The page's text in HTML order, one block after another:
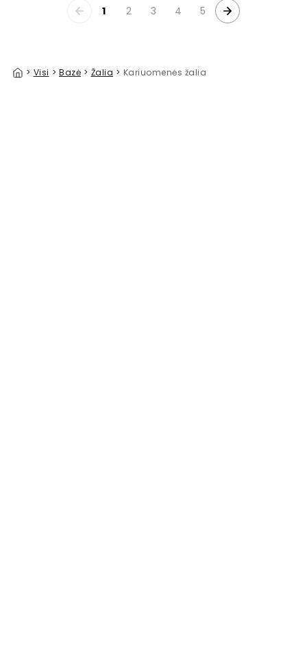
1 2 3 4 5
> Visi > Bazė > Žalia > Kariuomenės žalia